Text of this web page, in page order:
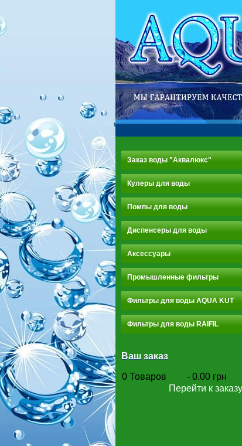
Заказ воды "Аквалюкс"
Кулеры для воды
Помпы для воды
Диспенсеры для воды
Аксессуары
Промышленные фильтры
Фильтры для воды AQUA KUT
Фильтры для воды RAIFIL
Ваш заказ
0 Товаров - 0.00 грн
Перейти к заказу